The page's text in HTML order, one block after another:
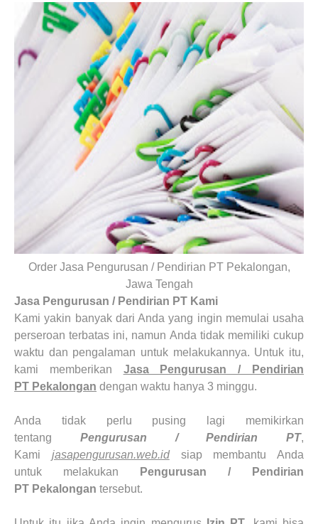
Order Jasa Pengurusan / Pendirian PT Pekalongan,
Jawa Tengah
Jasa Pengurusan / Pendirian PT Kami
Kami yakin banyak dari Anda yang ingin memulai usaha
perseroan terbatas ini, namun Anda tidak memiliki cukup
waktu dan pengalaman untuk melakukannya. Untuk itu,
kami memberikan Jasa Pengurusan / Pendirian
PT Pekalongan dengan waktu hanya 3 minggu.
Anda tidak perlu pusing lagi memikirkan
tentang Pengurusan / Pendirian PT,
Kami jasapengurusan.web.idsiap membantu Anda
untuk melakukan
Pengurusan / Pendirian
PT Pekalongan tersebut.